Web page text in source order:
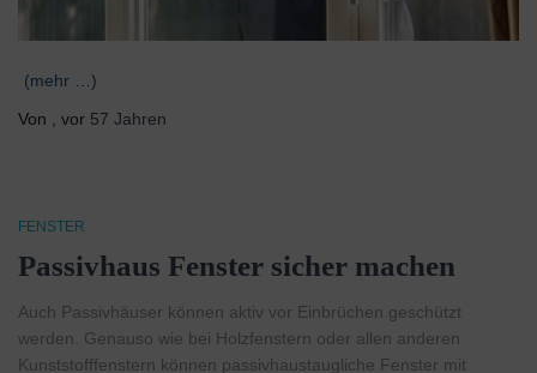
(mehr …)
Von
, vor 57 Jahren
FENSTER
Passivhaus Fenster sicher machen
Auch Passivhäuser können aktiv vor Einbrüchen geschützt
werden. Genauso wie bei Holzfenstern oder allen anderen
Kunststofffenstern können passivhaustaugliche Fenster mit